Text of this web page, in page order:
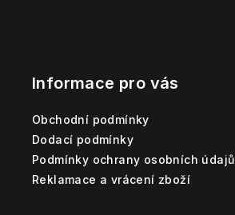
Informace pro vás
Obchodní podmínky
Dodací podmínky
Podmínky ochrany osobních údajů
Reklamace a vrácení zboží